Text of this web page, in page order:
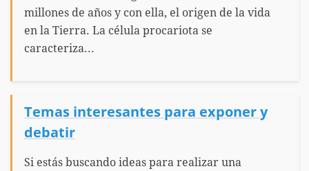
millones de años y con ella, el origen de la vida
en la Tierra. La célula procariota se
caracteriza...
Temas interesantes para exponer y
debatir
Si estás buscando ideas para realizar una